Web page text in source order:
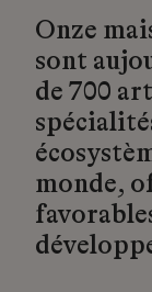
Onze
sont
de 700
monde,